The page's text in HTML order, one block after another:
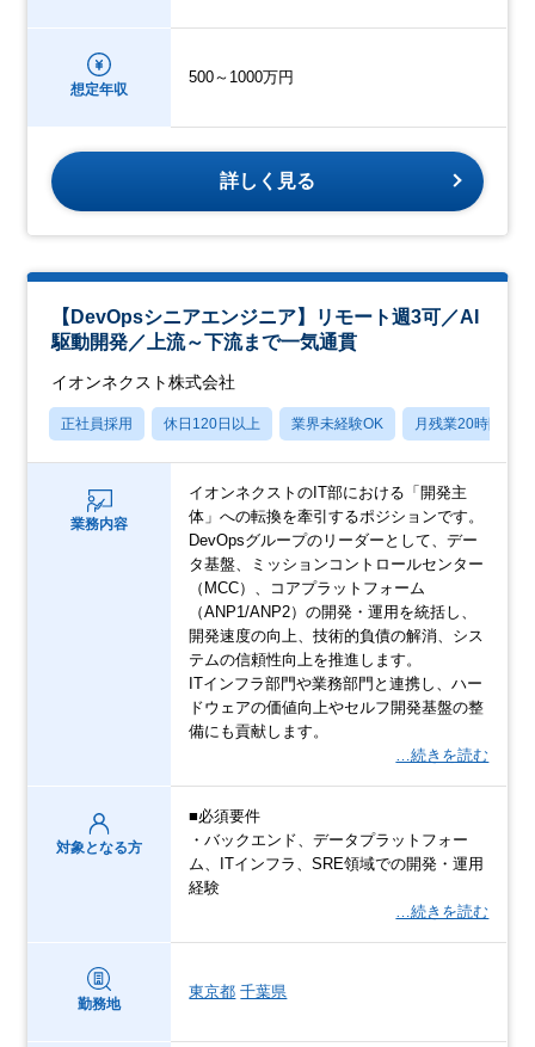
想定年収
500～1000万円
詳しく見る
【DevOpsシニアエンジニア】リモート週3可／AI
駆動開発／上流～下流まで一気通貫
イオンネクスト株式会社
正社員採用 休日120日以上 業界未経験OK 月残業20時間以内
業務内容
イオンネクストのIT部における「開発主
体」への転換を牽引するポジションです。
DevOpsグループのリーダーとして、デー
タ基盤、ミッションコントロールセンター
（MCC）、コアプラットフォーム
（ANP1/ANP2）の開発・運用を統括し、
開発速度の向上、技術的負債の解消、シス
テムの信頼性向上を推進します。
ITインフラ部門や業務部門と連携し、ハー
ドウェアの価値向上やセルフ開発基盤の整
備にも貢献します。
…続きを読む
対象となる方
■必須要件
・バックエンド、データプラットフォー
ム、ITインフラ、SRE領域での開発・運用
経験
…続きを読む
勤務地
東京都 千葉県